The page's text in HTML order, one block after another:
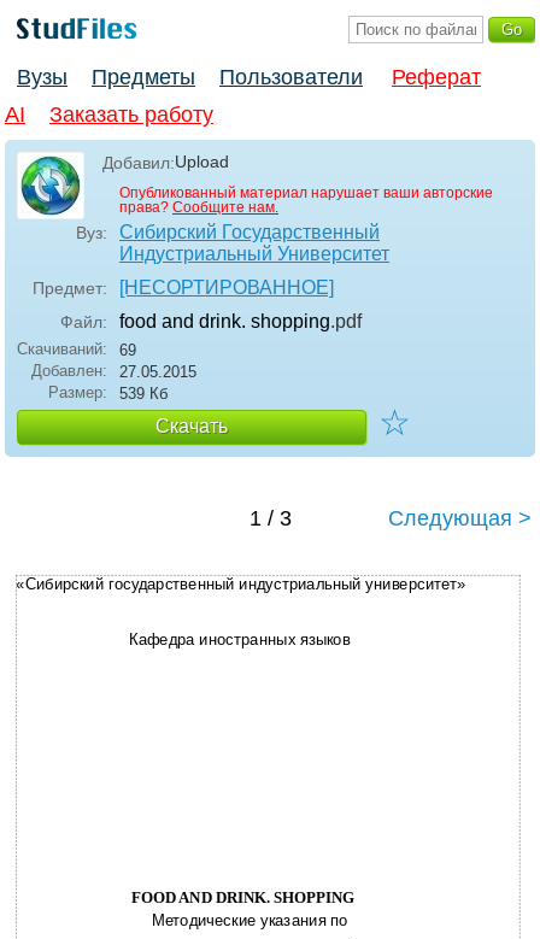
Вузы Предметы Пользователи
Реферат
AI
Заказать работу
Добавил:Upload
Опубликованный материал нарушает ваши авторские
права? Сообщите нам.
Вуз:
Сибирский Государственный
Индустриальный Университет
Предмет: [НЕСОРТИРОВАННОЕ]
Файл: food and drink. shopping.pdf
Скачиваний:
69
Добавлен:
27.05.2015
Размер:
539 Кб
Скачать ☆
1 / 3 Следующая >
«Сибирский государственный индустриальный университет»
Кафедра иностранных языков
FOOD AND DRINK. SHOPPING
Методические указания по